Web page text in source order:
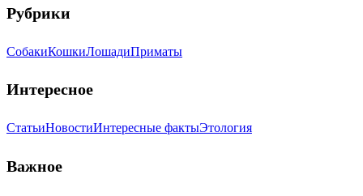
Рубрики
СобакиКошкиЛошадиПриматы
Интересное
СтатьиНовостиИнтересные фактыЭтология
Важное